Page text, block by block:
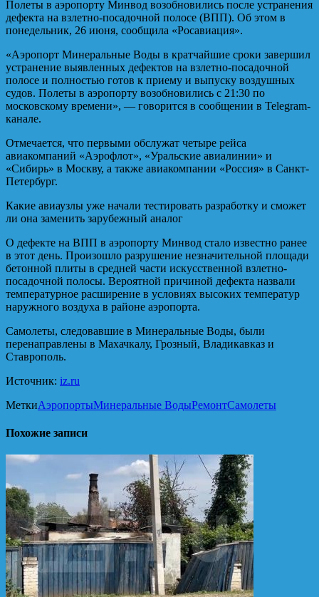
Полеты в аэропорту Минвод возобновились после устранения
дефекта на взлетно-посадочной полосе (ВПП). Об этом в
понедельник, 26 июня, сообщила «Росавиация».
«Аэропорт Минеральные Воды в кратчайшие сроки завершил
устранение выявленных дефектов на взлетно-посадочной
полосе и полностью готов к приему и выпуску воздушных
судов. Полеты в аэропорту возобновились с 21:30 по
московскому времени», — говорится в сообщении в Telegram-
канале.
Отмечается, что первыми обслужат четыре рейса
авиакомпаний «Аэрофлот», «Уральские авиалинии» и
«Сибирь» в Москву, а также авиакомпании «Россия» в Санкт-
Петербург.
Какие авиаузлы уже начали тестировать разработку и сможет
ли она заменить зарубежный аналог
О дефекте на ВПП в аэропорту Минвод стало известно ранее
в этот день. Произошло разрушение незначительной площади
бетонной плиты в средней части искусственной взлетно-
посадочной полосы. Вероятной причиной дефекта назвали
температурное расширение в условиях высоких температур
наружного воздуха в районе аэропорта.
Самолеты, следовавшие в Минеральные Воды, были
перенаправлены в Махачкалу, Грозный, Владикавказ и
Ставрополь.
Источник: iz.ru
МеткиАэропортыМинеральные ВодыРемонтСамолеты
Похожие записи